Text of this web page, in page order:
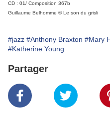
CD : 01/ Composition 367b
Guillaume Belhomme © Le son du grisli
#jazz #Anthony Braxton #Mary
#Katherine Young
Partager